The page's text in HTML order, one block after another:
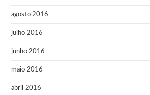
agosto 2016
julho 2016
junho 2016
maio 2016
abril 2016